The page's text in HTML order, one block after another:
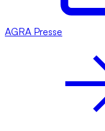
AGRA Presse